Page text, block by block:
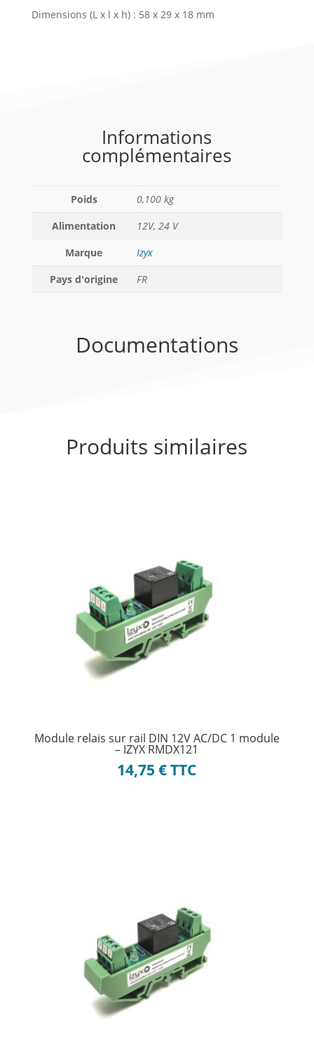
Dimensions (L x l x h) : 58 x 29 x 18 mm
Informations
complémentaires
Poids
0,100 kg
Alimentation
12V, 24 V
Marque
Izyx
Pays d'origine
FR
Documentations
Produits similaires
Module relais sur rail DIN 12V AC/DC 1 module
– IZYX RMDX121
14,75€TTC